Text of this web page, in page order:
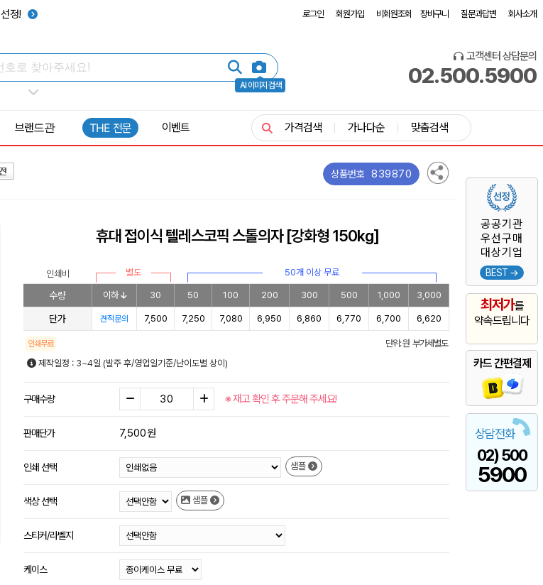
선정! 로그인 회원가입 비회원조회 장바구니 질문과답변 회사소개
AI 이미지 검색
고객센터 상담문의
02.500.5900
공공기관
우선구매
대상기업
BEST →
최저가를
약속드립니다
카드 간편결제
상담전화
02) 500
5900
브랜드관 THE 전문 이벤트 가격검색 가나다순 맞춤검색
상품번호 839870
휴대 접이식 텔레스코픽 스톨의자 [강화형 150kg]
인쇄비 별도 50개 이상 무료
수량 이하 30 50 100 200 300 500 1,000 3,000
단가 견적문의 7,500 7,250 7,080 6,950 6,860 6,770 6,700 6,620
인쇄무료
단위: 원 부가세별도
제작일정 : 3~4일 (발주 후/영업일기준/난이도별 상이)
구매수량 ※ 재고 확인 후 주문해 주세요!
판매단가 7,500원
인쇄 선택 샘플
색상 선택 샘플
스티커/라벨지
케이스